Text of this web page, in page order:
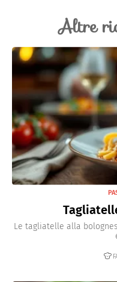
mantecatura finale
Altre
Le tagliatelle alla